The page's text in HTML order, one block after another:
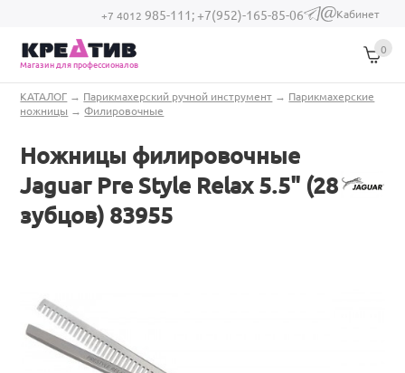
Перейти к основному содержанию
+7 4012 985-111;+7(952)-165-85-06
(link sends e-
Кабинет
Магазин для профессионалов
0
Вы здесь
КАТАЛОГ → Парикмахерский ручной инструмент → Парикмахерские
ножницы →Филировочные
Ножницы филировочные
Jaguar Pre Style Relax 5.5" (28
зубцов) 83955